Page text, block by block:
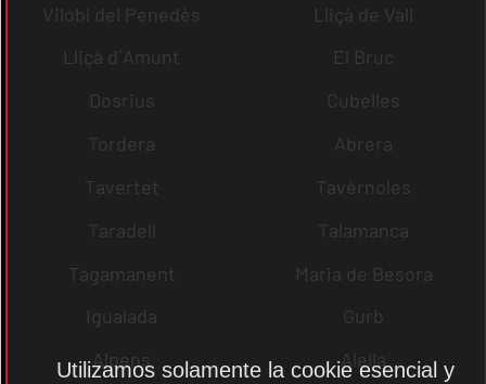
Vilobí del Penedès
Lliçà de Vall
Lliçà d´Amunt
El Bruc
Dosrius
Cubelles
Tordera
Abrera
Tavertet
Tavèrnoles
Taradell
Talamanca
Tagamanent
Maria de Besora
Igualada
Gurb
Alpens
Alella
Utilizamos solamente la cookie esencial y